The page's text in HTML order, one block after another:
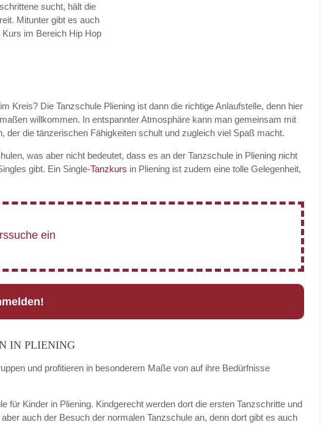
sucht, hält die
Mitunter gibt es auch
im Bereich Hip Hop
Kreis? Die Tanzschule Pliening ist dann die richtige Anlaufstelle, denn hier
willkommen. In entspannter Atmosphäre kann man gemeinsam mit
der die tänzerischen Fähigkeiten schult und zugleich viel Spaß macht.
was aber nicht bedeutet, dass es an der Tanzschule in Pliening nicht
gibt. Ein Single-Tanzkurs in Pliening ist zudem eine tolle Gelegenheit,
IN PLIENING
und profitieren in besonderem Maße von auf ihre Bedürfnisse
für Kinder in Pliening. Kindgerecht werden dort die ersten Tanzschritte und
auch der Besuch der normalen Tanzschule an, denn dort gibt es auch